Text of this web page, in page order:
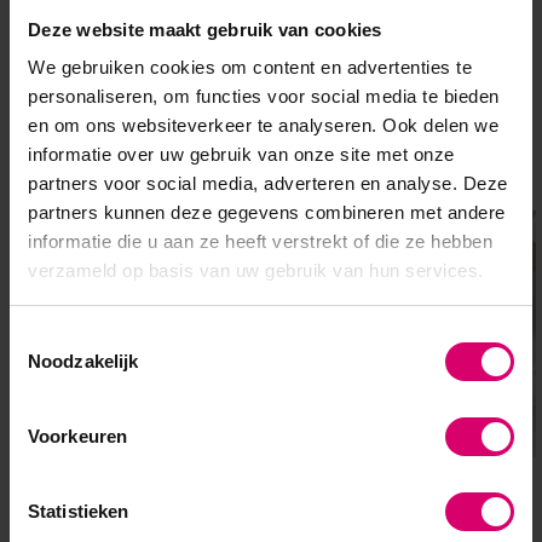
Deze website maakt gebruik van cookies
We gebruiken cookies om content en advertenties te
personaliseren, om functies voor social media te bieden
en om ons websiteverkeer te analyseren. Ook delen we
informatie over uw gebruik van onze site met onze
partners voor social media, adverteren en analyse. Deze
partners kunnen deze gegevens combineren met andere
informatie die u aan ze heeft verstrekt of die ze hebben
verzameld op basis van uw gebruik van hun services.
Noodzakelijk
Voorkeuren
Statistieken
Login voor prijzen Login voor prijzen
Overige categorieën in Pedicure
Pedicures
Desinfectie & Reiniging